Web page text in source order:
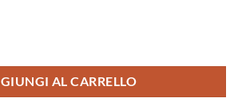
AL CARRELLO